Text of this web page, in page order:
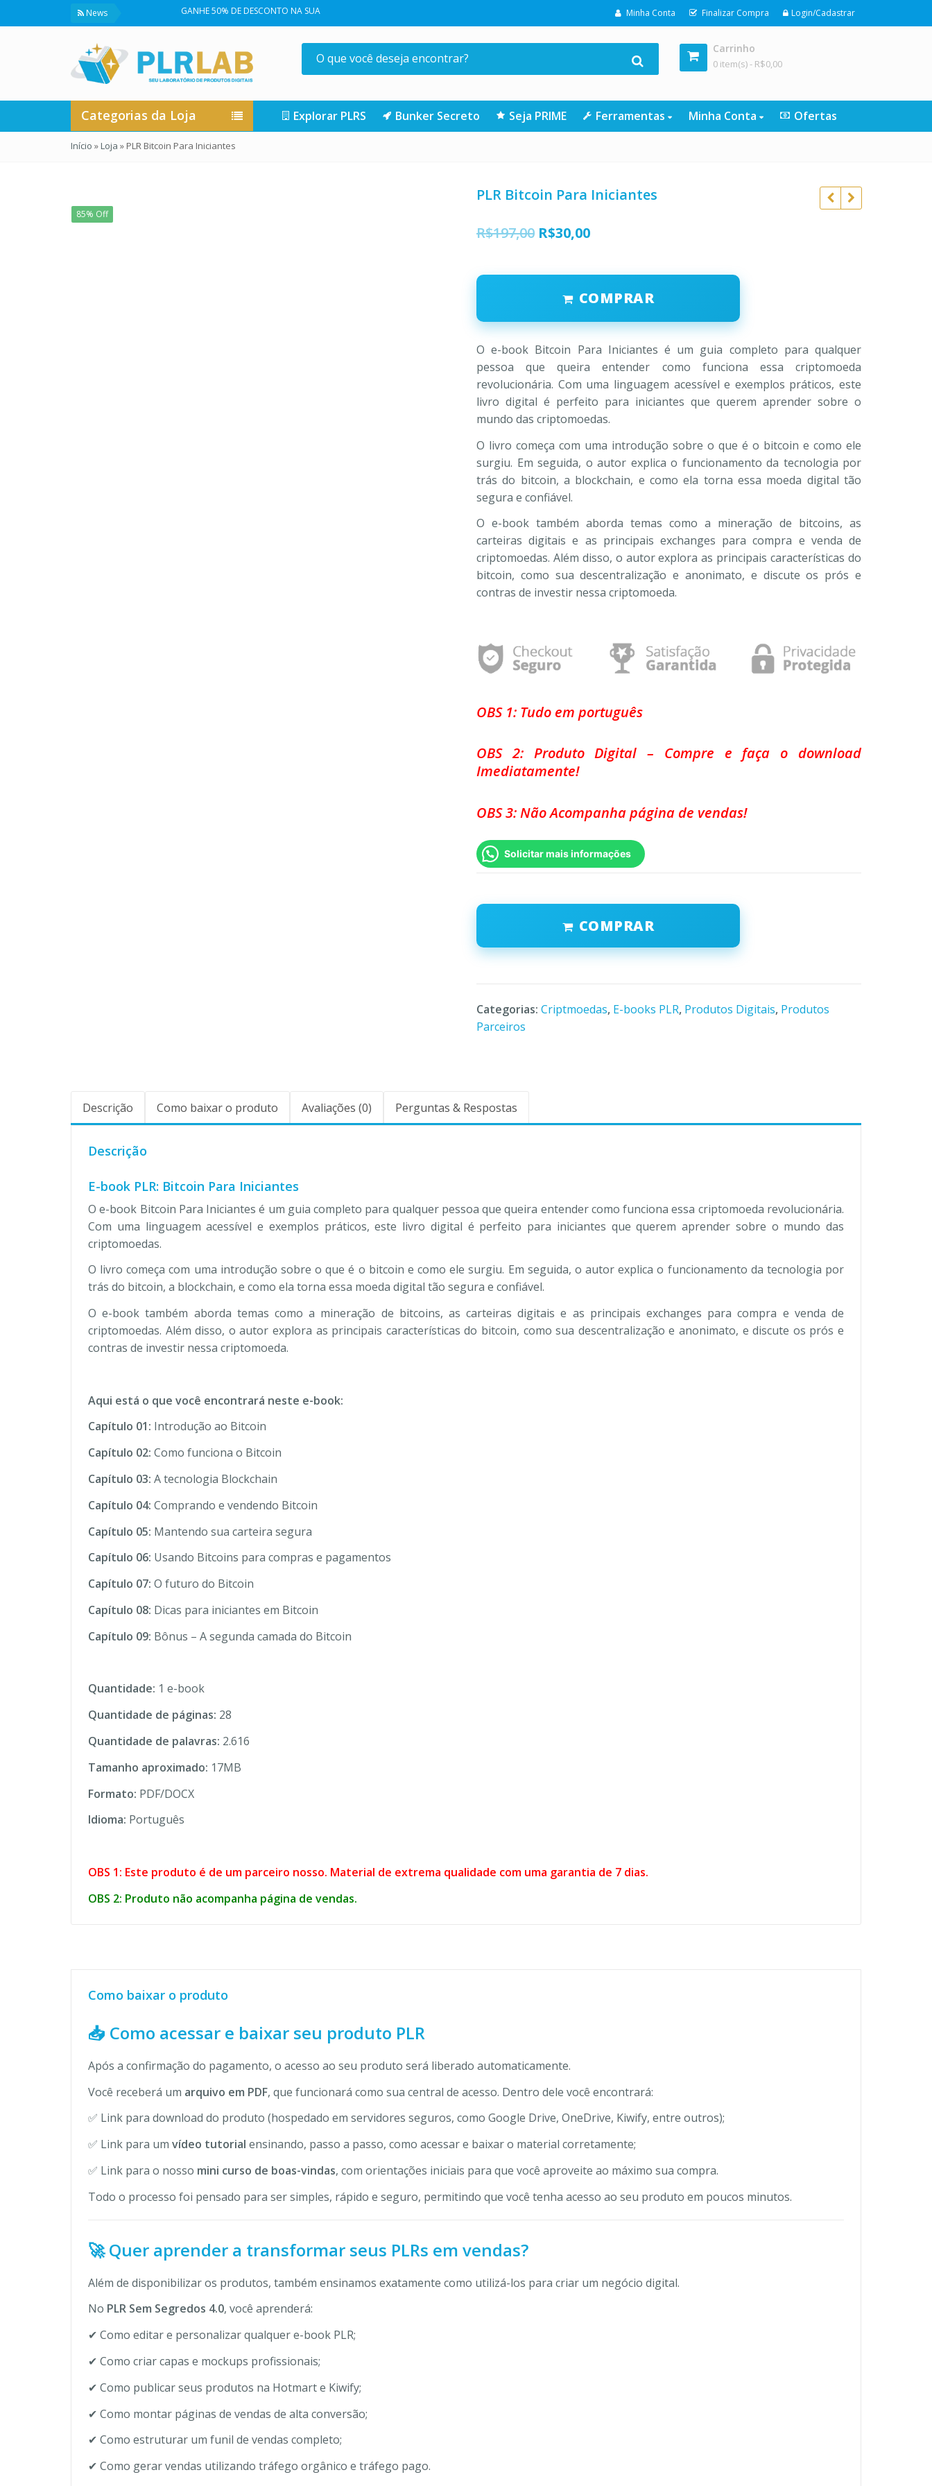
News GANHE 50% DE DESCONTO NA SUA PRIMEIRA COMPRA NA LOJA | CLIQUE AQUI Minha Conta Finalizar Compra Login/Cadastrar
Carrinho
0 item(s) - R$0,00
Categorias da Loja Explorar PLRS Bunker Secreto Seja PRIME Ferramentas Minha Conta Ofertas
Início »Loja » PLR Bitcoin Para Iniciantes
85% Off
PLR Bitcoin Para Iniciantes
R$197,00 O
original
era:
R$197,00.
R$30,00O
atual
é:
R$30,00.
COMPRAR
O e-book Bitcoin Para Iniciantes é um guia completo para qualquer
pessoa que queira entender como funciona essa criptomoeda
revolucionária. Com uma linguagem acessível e exemplos práticos, este
livro digital é perfeito para iniciantes que querem aprender sobre o
mundo das criptomoedas.
O livro começa com uma introdução sobre o que é o bitcoin e como ele
surgiu. Em seguida, o autor explica o funcionamento da tecnologia por
trás do bitcoin, a blockchain, e como ela torna essa moeda digital tão
segura e confiável.
O e-book também aborda temas como a mineração de bitcoins, as
carteiras digitais e as principais exchanges para compra e venda de
criptomoedas. Além disso, o autor explora as principais características do
bitcoin, como sua descentralização e anonimato, e discute os prós e
contras de investir nessa criptomoeda.
OBS 1: Tudo em português
OBS 2: Produto Digital – Compre e faça o download
Imediatamente!
OBS 3: Não Acompanha página de vendas!
Solicitar mais informações
COMPRAR
Categorias: Criptmoedas, E-books PLR, Produtos Digitais, Produtos
Parceiros
Descrição Como baixar o produto Avaliações (0) Perguntas & Respostas
Descrição
E-book PLR: Bitcoin Para Iniciantes
O e-book Bitcoin Para Iniciantes é um guia completo para qualquer pessoa que queira entender como funciona essa criptomoeda revolucionária.
Com uma linguagem acessível e exemplos práticos, este livro digital é perfeito para iniciantes que querem aprender sobre o mundo das
criptomoedas.
O livro começa com uma introdução sobre o que é o bitcoin e como ele surgiu. Em seguida, o autor explica o funcionamento da tecnologia por
trás do bitcoin, a blockchain, e como ela torna essa moeda digital tão segura e confiável.
O e-book também aborda temas como a mineração de bitcoins, as carteiras digitais e as principais exchanges para compra e venda de
criptomoedas. Além disso, o autor explora as principais características do bitcoin, como sua descentralização e anonimato, e discute os prós e
contras de investir nessa criptomoeda.
Aqui está o que você encontrará neste e-book:
Capítulo 01: Introdução ao Bitcoin
Capítulo 02: Como funciona o Bitcoin
Capítulo 03: A tecnologia Blockchain
Capítulo 04: Comprando e vendendo Bitcoin
Capítulo 05: Mantendo sua carteira segura
Capítulo 06: Usando Bitcoins para compras e pagamentos
Capítulo 07: O futuro do Bitcoin
Capítulo 08: Dicas para iniciantes em Bitcoin
Capítulo 09: Bônus – A segunda camada do Bitcoin
Quantidade: 1 e-book
Quantidade de páginas: 28
Quantidade de palavras: 2.616
Tamanho aproximado: 17MB
Formato: PDF/DOCX
Idioma: Português
OBS 1: Este produto é de um parceiro nosso. Material de extrema qualidade com uma garantia de 7 dias.
OBS 2: Produto não acompanha página de vendas.
Como baixar o produto
📥 Como acessar e baixar seu produto PLR
Após a confirmação do pagamento, o acesso ao seu produto será liberado automaticamente.
Você receberá um arquivo em PDF, que funcionará como sua central de acesso. Dentro dele você encontrará:
✅ Link para download do produto (hospedado em servidores seguros, como Google Drive, OneDrive, Kiwify, entre outros);
✅ Link para um vídeo tutorial ensinando, passo a passo, como acessar e baixar o material corretamente;
✅ Link para o nosso mini curso de boas-vindas, com orientações iniciais para que você aproveite ao máximo sua compra.
Todo o processo foi pensado para ser simples, rápido e seguro, permitindo que você tenha acesso ao seu produto em poucos minutos.
🚀 Quer aprender a transformar seus PLRs em vendas?
Além de disponibilizar os produtos, também ensinamos exatamente como utilizá-los para criar um negócio digital.
No PLR Sem Segredos 4.0, você aprenderá:
✔ Como editar e personalizar qualquer e-book PLR;
✔ Como criar capas e mockups profissionais;
✔ Como publicar seus produtos na Hotmart e Kiwify;
✔ Como montar páginas de vendas de alta conversão;
✔ Como estruturar um funil de vendas completo;
✔ Como gerar vendas utilizando tráfego orgânico e tráfego pago.